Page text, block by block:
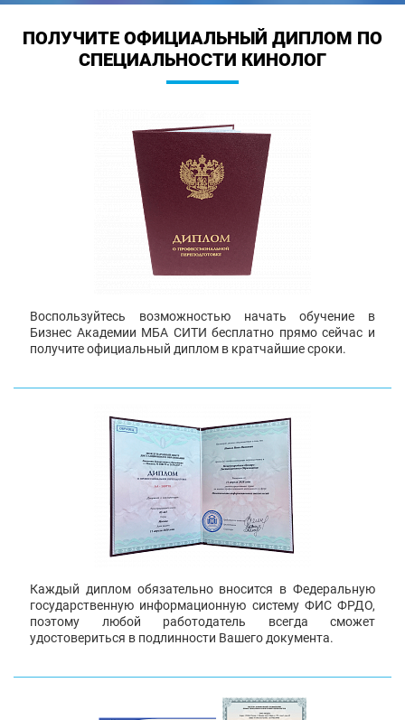
ПОЛУЧИТЕ ОФИЦИАЛЬНЫЙ ДИПЛОМ ПО
СПЕЦИАЛЬНОСТИ КИНОЛОГ
Воспользуйтесь возможностью начать обучение в
Бизнес Академии МБА СИТИ бесплатно прямо сейчас и
получите официальный диплом в кратчайшие сроки.
Каждый диплом обязательно вносится в Федеральную
государственную информационную систему ФИС ФРДО,
поэтому любой работодатель всегда сможет
удостовериться в подлинности Вашего документа.